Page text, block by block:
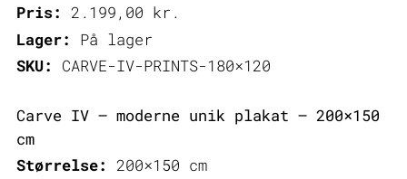
Pris:
2.199,00 kr.
Lager:
På lager
SKU:
CARVE-IV-PRINTS-180×120
Carve IV – moderne unik plakat – 200×150
cm
Størrelse:
200×150 cm